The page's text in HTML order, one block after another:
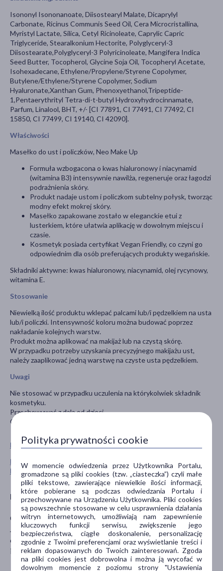
Pokaż wszystkie produkty NEO MAKE UP
Pokaż wszystkie produkty linii Intense Serum marki Neo
Make Up
Producent
Cosmo Group Sp. z o.o.
Jasielska 10A
60-476 Poznań
info@cosmogroup.pl
Isononyl Isononanoate, Diisostearyl Malate, Dicaprylyl
Carbonate, Ricinus Communis Seed Oil, Cera Microcristallina,
Myristyl Lactate, Silica, Cetyl Ricinoleate, Caprylic Capric
Triglyceride, Stearalkonium Hectorite, Polyglyceryl-3
Diisostearate,Polyglyceryl-3 Polyricinoleate, Mangifera Indica
Seed Butter, Tocopherol, Glycine Soja Oil, Tocopheryl Acetate,
Isohexadecane, Ethylene/Propylene/Styrene Copolymer,
Butylene/Ethylene/Styrene Copolymer, Sodium
Hyaluronate,Xanthan Gum, Phenoxyethanol,Tripeptide-
1,Pentaerythrityl Tetra-di-t-butyl Hydroxyhydrocinnamate,
Parfum, Linalool, BHT, +/- [CI 77891, CI 77491, CI 77492, CI
15850, CI 77499, CI 19140, CI 42090].
Właściwości
Masełko do ust i policzków, Neo Make Up
Formuła wzbogacona o kwas hialuronowy i niacynamid
(witamina B3) intensywnie nawilża, regeneruje oraz łagodzi
podrażnienia skóry.
Produkt nadaje ustom i policzkom subtelny połysk, tworząc
modny efekt mokrej skóry.
Masełko zapakowane zostało w eleganckie etui z
lusterkiem, które ułatwia aplikację w dowolnym miejscu i
czasie.
Kosmetyk posiada certyfikat Vegan Friendly, co czyni go
odpowiednim dla osób preferujących produkty wegańskie.
Składniki aktywne: kwas hialuronowy, niacynamid, olej rycynowy,
witamina E.
Stosowanie
Niewielką ilość produktu wklepać palcami lub/i pędzelkiem na usta
lub/i policzki. Intensywność koloru można budować poprzez
nakładanie kolejnych warstw.
Produkt można aplikować na makijaż lub na czystą skórę.
W przypadku potrzeby uzyskania precyzyjnego makijażu ust,
należy zaaplikować jedną warstwę na czyste usta pędzelkiem.
Uwagi
Nie stosować w przypadku uczulenia na którykolwiek składnik
kosmetyku.
Przechowywać z dala od dzieci.
Chronić przed działaniem wysokich temperatur.
Polityka prywatności cookie
W momencie odwiedzenia przez Użytkownika Portalu,
gromadzone są pliki cookies (tzw. „ciasteczka”) czyli małe
pliki tekstowe, zawierające niewielkie ilości informacji,
które pobierane są podczas odwiedzania Portalu i
przechowywane na Urządzeniu Użytkownika. Pliki cookies
są powszechnie stosowane w celu usprawnienia działania
witryn internetowych, umożliwiają nam zapewnienie
kluczowych funkcji serwisu, zwiększenie jego
bezpieczeństwa, ciągłe doskonalenie, personalizację
zgodnie z Twoimi preferencjami oraz wyświetlanie treści i
reklam dopasowanych do Twoich zainteresowań. Zgoda
na pliki cookies jest dobrowolna i można ją wycofać w
dowolnym momencie z poziomu strony "Ustawienia